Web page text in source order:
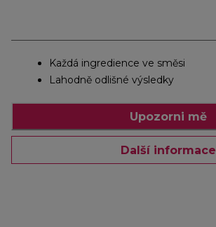
Každá ingredience ve směsi
Lahodně odlišné výsledky
Upozorni mě
Další informace